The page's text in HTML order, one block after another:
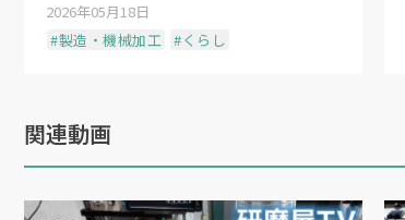
2026年05月18日
#製造・機械加工 #くらし
関連動画